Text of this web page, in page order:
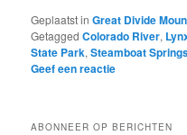
Geplaatst in Great Divide
Getagged Colorado River,
State Park,Steamboat
Geef een reactie
ABONNEER OP BERICHTEN